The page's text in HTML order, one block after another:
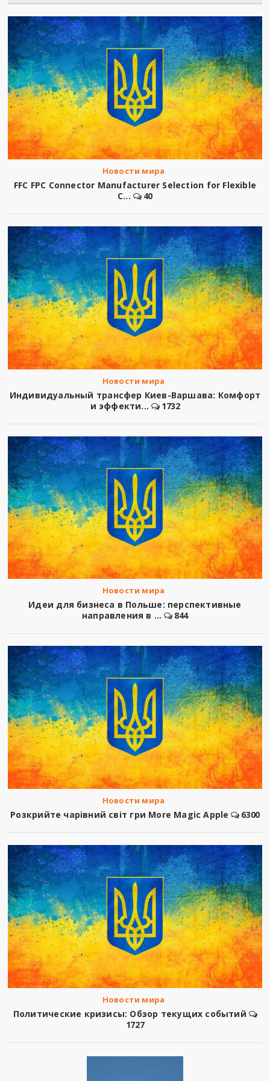
Новости мира
FFC FPC Connector Manufacturer Selection for Flexible
C...
40
Новости мира
Индивидуальный трансфер Киев-Варшава: Комфорт
и эффекти...
1732
Новости мира
Идеи для бизнеса в Польше: перспективные
направления в ...
844
Новости мира
Розкрийте чарівний світ гри More Magic Apple 6300
Новости мира
Политические кризисы: Обзор текущих событий
1727